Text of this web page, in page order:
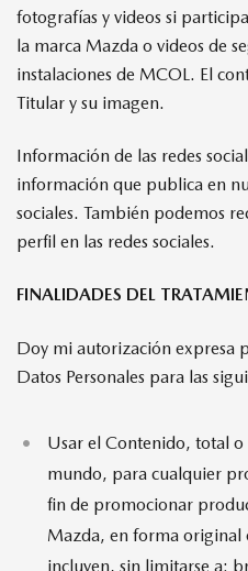
fotografías y videos si
la marca Mazda o videos de
instalaciones de MCOL. El
Titular y su imagen.
Información de las redes
información que publica en
sociales. También podemos
perfil en las redes sociales.
FINALIDADES DEL
Doy mi autorización expresa
Datos Personales para las
Usar el Contenido, total
mundo, para cualquier
fin de promocionar
Mazda, en forma original
incluyen, sin limitarse a: